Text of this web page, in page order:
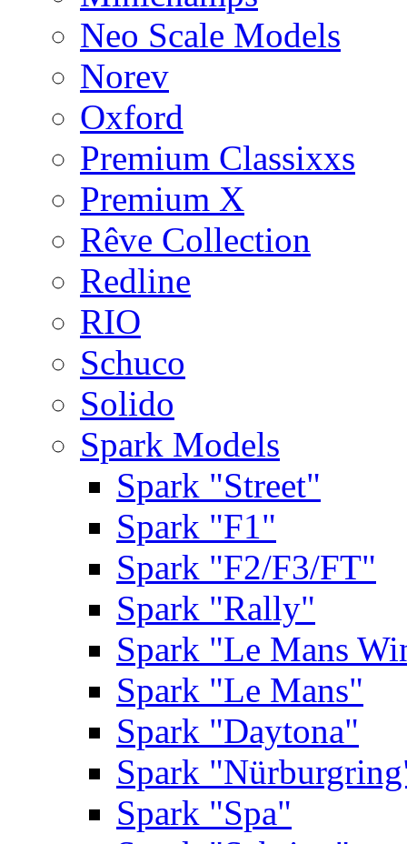
Neo Scale Models
Norev
Oxford
Premium Classixxs
Premium X
Rêve Collection
Redline
RIO
Schuco
Solido
Spark Models
Spark "Street"
Spark "F1"
Spark "F2/F3/FT"
Spark "Rally"
Spark "Le Mans
Spark "Le Mans"
Spark "Daytona"
Spark
Spark "Spa"